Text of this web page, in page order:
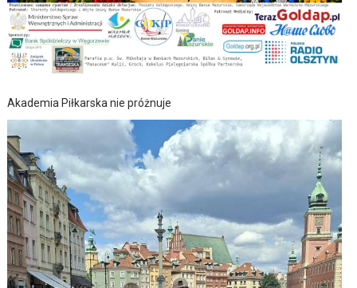
Akademia Piłkarska nie próżnuje